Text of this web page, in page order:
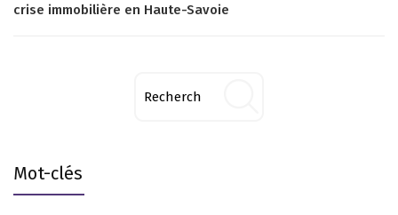
crise immobilière en Haute-Savoie
Mot-clés